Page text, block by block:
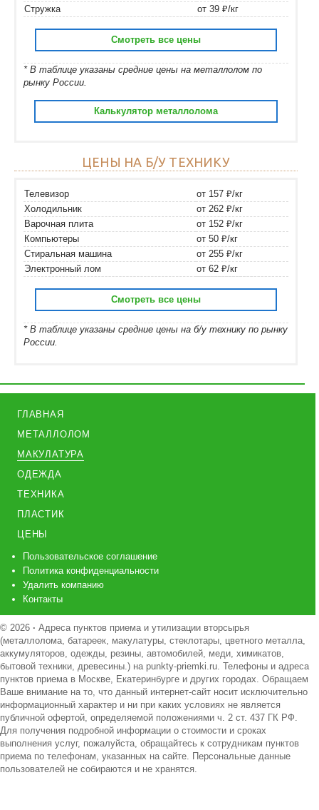
Стружка
от 39 ₽/кг
Смотреть все цены
* В таблице указаны средние цены на металлолом по
рынку России.
Калькулятор металлолома
ЦЕНЫ НА Б/У ТЕХНИКУ
Телевизор
от 157 ₽/кг
Холодильник
от 262 ₽/кг
Варочная плита
от 152 ₽/кг
Компьютеры
от 50 ₽/кг
Стиральная машина
от 255 ₽/кг
Электронный лом
от 62 ₽/кг
Смотреть все цены
* В таблице указаны средние цены на б/у технику по рынку
России.
ГЛАВНАЯ
МЕТАЛЛОЛОМ
МАКУЛАТУРА
ОДЕЖДА
ТЕХНИКА
ПЛАСТИК
ЦЕНЫ
Пользовательское соглашение
Политика конфиденциальности
Удалить компанию
Контакты
© 2026 · Адреса пунктов приема и утилизации вторсырья
(металлолома, батареек, макулатуры, стеклотары, цветного металла,
аккумуляторов, одежды, резины, автомобилей, меди, химикатов,
бытовой техники, древесины.) на punkty-priemki.ru. Телефоны и адреса
пунктов приема в Москве, Екатеринбурге и других городах. Обращаем
Ваше внимание на то, что данный интернет-сайт носит исключительно
информационный характер и ни при каких условиях не является
публичной офертой, определяемой положениями ч. 2 ст. 437 ГК РФ.
Для получения подробной информации о стоимости и сроках
выполнения услуг, пожалуйста, обращайтесь к сотрудникам пунктов
приема по телефонам, указанных на сайте. Персональные данные
пользователей не собираются и не хранятся.